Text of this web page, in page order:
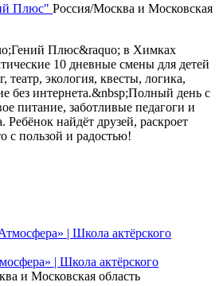
Плюс" Россия/Москва и Московская
Плюс&raquo; в Химках
10 дневные смены для детей
театр, экология, квесты, логика,
без интернета.&nbsp;Полный день с
питание, заботливые педагоги и
найдёт друзей, раскроет
с пользой и радостью!
| Школа актёрского
и Московская область